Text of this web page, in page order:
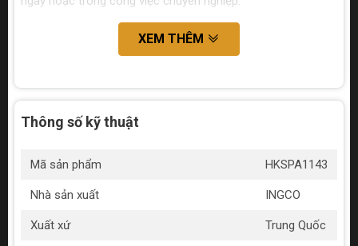
XEM THÊM
Thông số kỹ thuật
Mã sản phẩm HKSPA1143
Nhà sản xuất INGCO
Xuất xứ Trung Quốc